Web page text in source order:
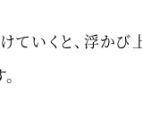
ていくと、浮かび